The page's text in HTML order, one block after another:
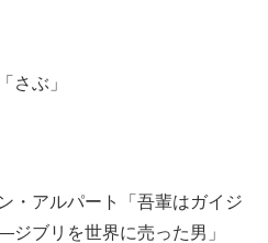
さぶ」
・アルパート「吾輩はガイジ
ジブリを世界に売った男」